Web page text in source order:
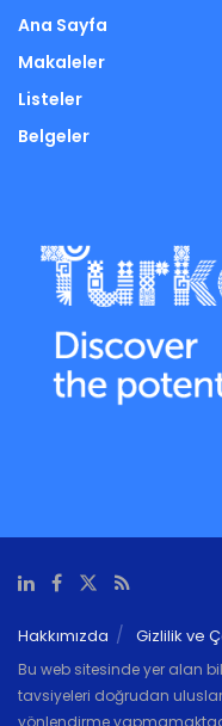
Ana Sayfa
Makaleler
Listeler
Belgeler
Hakkımızda Gizlilik ve
Bu web sitesinde yer alan
tavsiyeleri doğrudan